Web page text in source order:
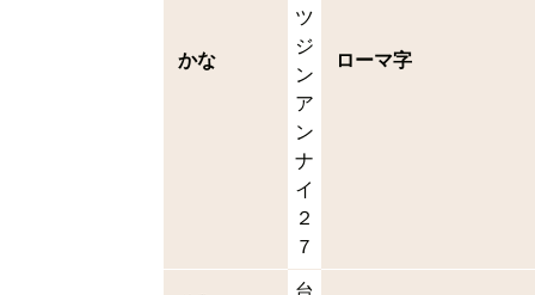
かな
ツ
ジ
ン
ア
ン
ナ
イ
２
７
ローマ字
台